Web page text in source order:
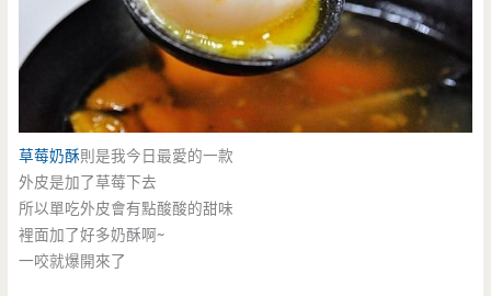
草莓奶酥則是我今日最愛的一款
外皮是加了草莓下去
所以單吃外皮會有點酸酸的甜味
裡面加了好多奶酥啊~
一咬就爆開來了